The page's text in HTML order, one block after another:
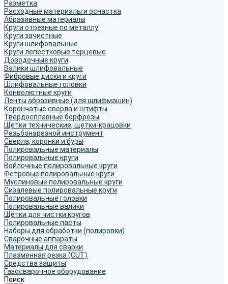
Разметка
Расходные материалы и оснастка
Абразивные материалы
Круги отрезные по металлу
Круги зачистные
Круги шлифовальные
Круги лепестковые торцевые
Доводочные круги
Валики шлифовальные
Фибровые диски и круги
Шлифовальные головки
Конволютные круги
Ленты абразивные (для шлифмашин)
Корончатые сверла и штифты
Твёрдосплавные борфрезы
Щетки технические, щетки-крацовки
Резьбонарезной инструмент
Сверла, коронки и буры
Полировальные материалы
Полировальные круги
Войлочные полировальные круги
Фетровые полировальные круги
Муслиновые полировальные круги
Cизалевые полировальные круги
Полировальные головки
Полировальные валики
Щётки для чистки кругов
Полировальные пасты
Наборы для обработки (полировки)
Сварочные аппараты
Материалы для сварки
Плазменная резка (CUT)
Средства защиты
Газосварочное оборудование
Поиск